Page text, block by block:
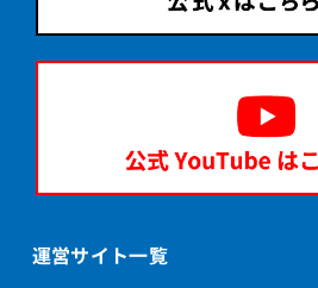
運営サイト一覧